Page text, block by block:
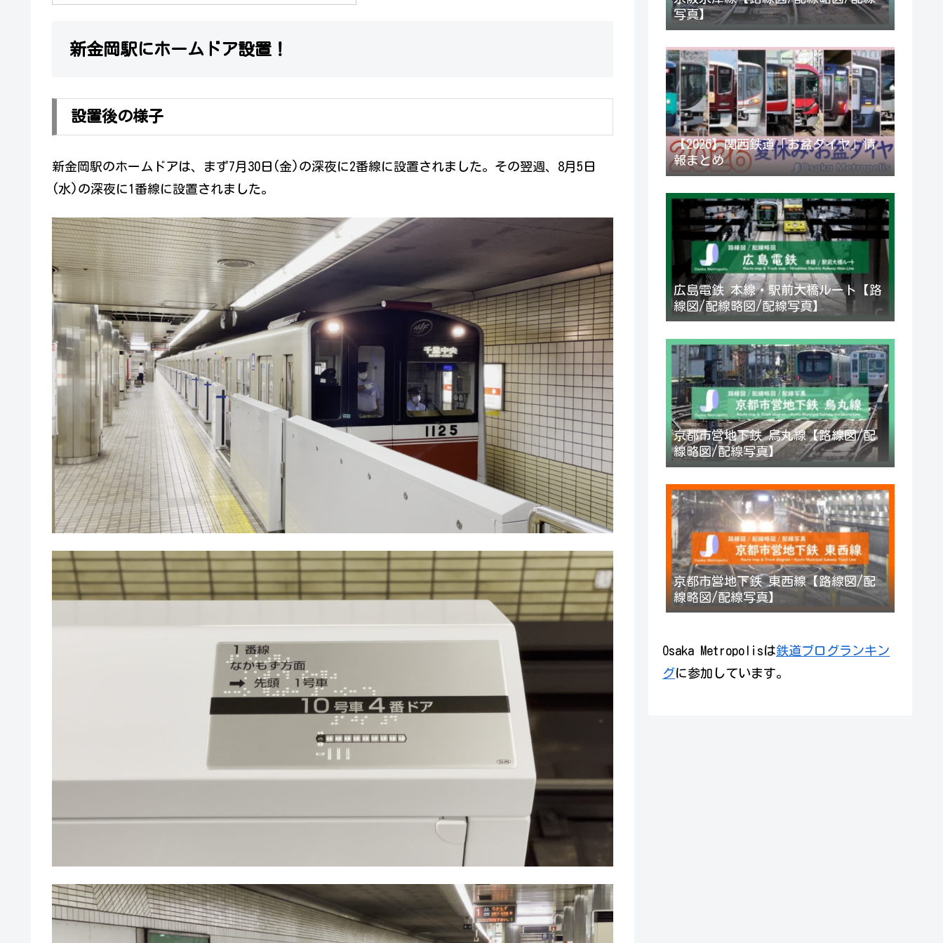
新金岡駅にホームドア設置！
設置後の様子
新金岡駅のホームドアは、まず7月30日(金)の深夜に2番線に設置されました。その翌週、8月5日
(水)の深夜に1番線に設置されました。
写真】
【2026】関西鉄道「お盆ダイヤ」情
報まとめ
広島電鉄 本線・駅前大橋ルート【路
線図/配線略図/配線写真】
京都市営地下鉄 烏丸線【路線図/配
線略図/配線写真】
京都市営地下鉄 東西線【路線図/配
線略図/配線写真】
Osaka Metropolisは鉄道ブログランキン
グに参加しています。